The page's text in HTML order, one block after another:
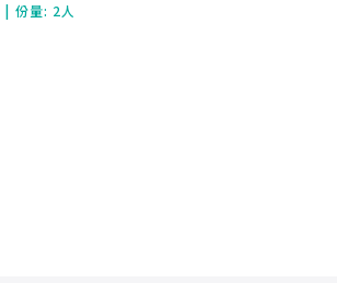
| 份量: 2人